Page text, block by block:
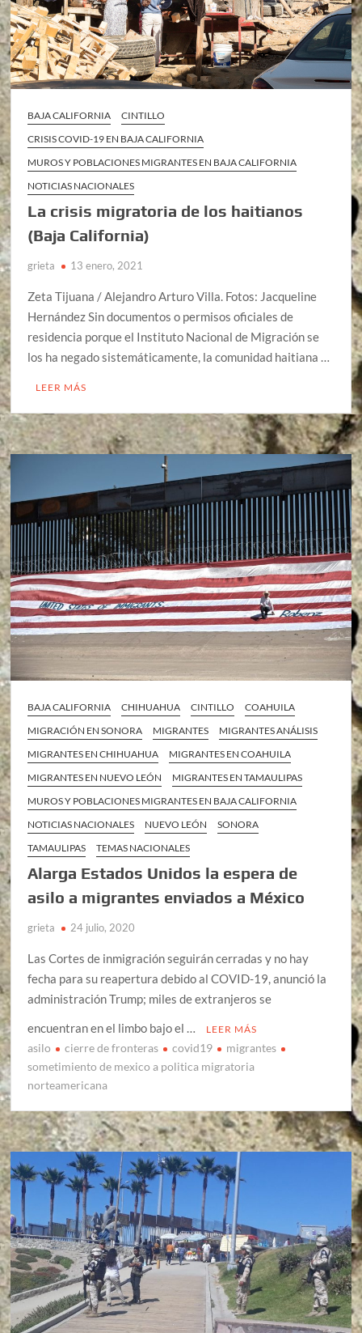
BAJA CALIFORNIA
CINTILLO
CRISIS COVID-19 EN BAJA CALIFORNIA
MUROS Y POBLACIONES MIGRANTES EN BAJA CALIFORNIA
NOTICIAS NACIONALES
La crisis migratoria de los haitianos
(Baja California)
grieta 13 enero, 2021
Zeta Tijuana / Alejandro Arturo Villa. Fotos: Jacqueline
Hernández Sin documentos o permisos oficiales de
residencia porque el Instituto Nacional de Migración se
los ha negado sistemáticamente, la comunidad haitiana …
LEER MÁS
BAJA CALIFORNIA CHIHUAHUA CINTILLO
COAHUILA
MIGRACIÓN EN SONORA
MIGRANTES
MIGRANTES ANÁLISIS
MIGRANTES EN CHIHUAHUA
MIGRANTES EN COAHUILA
MIGRANTES EN NUEVO LEÓN
MIGRANTES EN TAMAULIPAS
MUROS Y POBLACIONES MIGRANTES EN BAJA CALIFORNIA
NOTICIAS NACIONALES
NUEVO LEÓN
SONORA
TAMAULIPAS
TEMAS NACIONALES
Alarga Estados Unidos la espera de
asilo a migrantes enviados a México
grieta 24 julio, 2020
Las Cortes de inmigración seguirán cerradas y no hay
fecha para su reapertura debido al COVID-19, anunció la
administración Trump; miles de extranjeros se
encuentran en el limbo bajo el …
LEER MÁS
asilo cierre de fronteras covid19
migrantes
sometimiento de mexico a politica migratoria
norteamericana